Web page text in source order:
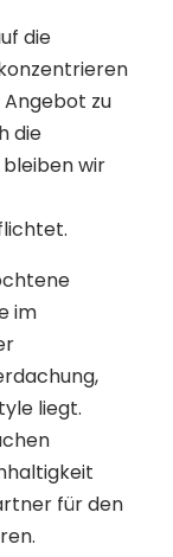
die
Angebot zu
die
wir
im
liegt.
für den